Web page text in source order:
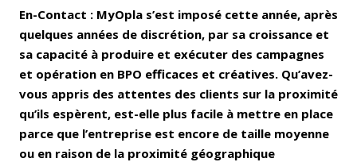
En-Contact : MyOpla s’est imposé cette année, après
quelques années de discrétion, par sa croissance et
sa capacité à produire et exécuter des campagnes
et opération en BPO efficaces et créatives. Qu’avez-
vous appris des attentes des clients sur la proximité
qu’ils espèrent, est-elle plus facile à mettre en place
parce que l’entreprise est encore de taille moyenne
ou en raison de la proximité géographique